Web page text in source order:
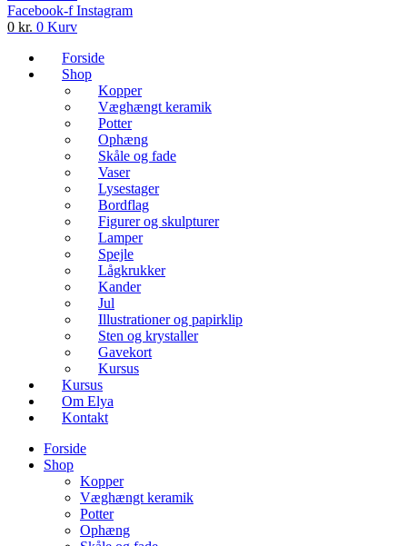
Facebook-f Instagram
0 kr. 0 Kurv
Forside
Shop
Kopper
Væghængt keramik
Potter
Ophæng
Skåle og fade
Vaser
Lysestager
Bordflag
Figurer og skulpturer
Lamper
Spejle
Lågkrukker
Kander
Jul
Illustrationer og papirklip
Sten og krystaller
Gavekort
Kursus
Kursus
Om Elya
Kontakt
Forside
Shop
Kopper
Væghængt keramik
Potter
Ophæng